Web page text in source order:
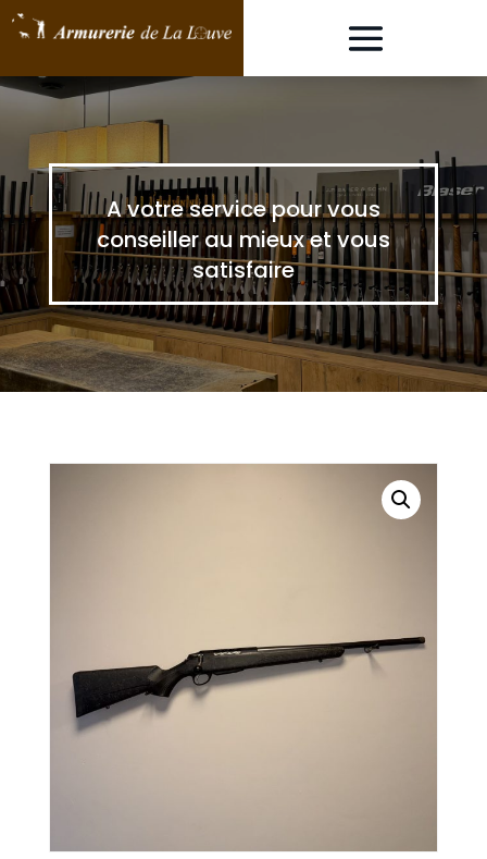
A votre service pour vous
conseiller au mieux et vous
satisfaire